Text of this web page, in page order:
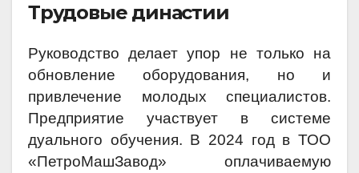
Трудовые династии
Руководство делает упор не только на
обновление оборудования, но и
привлечение молодых специалистов.
Предприятие участвует в системе
дуального обучения. В 2024 год в ТОО
«ПетроМашЗавод» оплачиваемую